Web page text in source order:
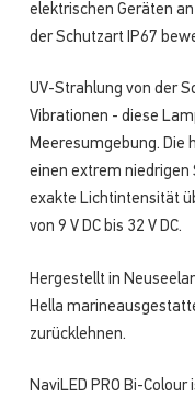
elektrischen Geräten
der Schutzart IP67
UV-Strahlung von der
Vibrationen - diese
Meeresumgebung. Die
einen extrem
exakte Lichtintensität
von 9 V DC bis 32 V DC.
Hergestellt in
Hella
zurücklehnen.
NaviLED PRO Bi-